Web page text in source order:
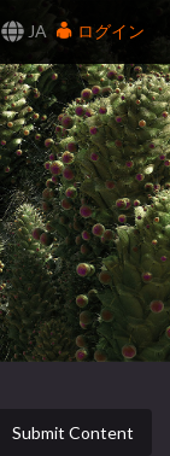
JA
ログイン
Submit Content